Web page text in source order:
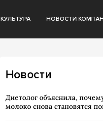
КУЛЬТУРА НОВОСТИ
Новости
Диетолог объяснила,
молоко снова становятся